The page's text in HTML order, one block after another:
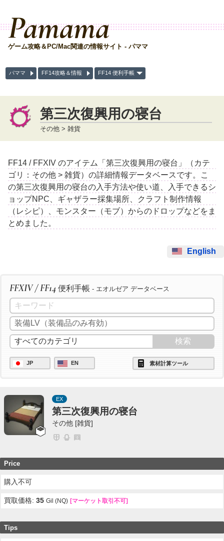
Pamama
ゲーム攻略＆PC/Mac関連の情報サイト - パママ
パママ FF14攻略＆情報 FF14 便利手帳
第三次復興用の寝台
その他 > 雑貨
FF14 / FFXIV のアイテム「第三次復興用の寝台」（カテ
ゴリ：その他 > 雑貨）の詳細情報データベースです。こ
の第三次復興用の寝台の入手方法や使い道、入手できるシ
ョップNPC、ギャザラー採集場所、クラフト制作情報
（レシピ）、モンスター（モブ）からのドロップなどをま
とめました。
English
FFXIV / FF14 便利手帳 - エオルゼア データベース
JP EN 素材計算ツール
EX
第三次復興用の寝台
その他 [雑貨]
Price
購入不可
買取価格:35 Gil (NQ) [マーケット取引不可]
Tips